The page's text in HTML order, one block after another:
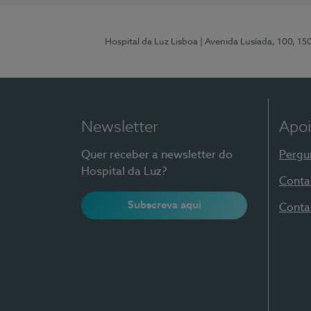
Hospital da Luz Lisboa | Avenida Lusíada, 100,
Newsletter
Quer receber a newsletter do
Hospital da Luz?
Subscreva aqui